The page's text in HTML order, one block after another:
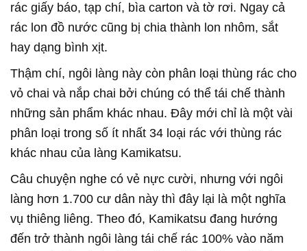
rác giấy báo, tạp chí, bìa carton và tờ rơi. Ngay cả
rác lon đồ nước cũng bị chia thành lon nhôm, sắt
hay dạng bình xịt.
Thậm chí, ngôi làng này còn phân loại thùng rác cho
vỏ chai và nắp chai bởi chúng có thể tái chế thành
những sản phẩm khác nhau. Đây mới chỉ là một vài
phân loại trong số ít nhất 34 loại rác với thùng rác
khác nhau của làng Kamikatsu.
Câu chuyện nghe có vẻ nực cười, nhưng với ngôi
làng hơn 1.700 cư dân này thì đây lại là một nghĩa
vụ thiêng liêng. Theo đó, Kamikatsu đang hướng
đến trở thành ngôi làng tái chế rác 100% vào năm